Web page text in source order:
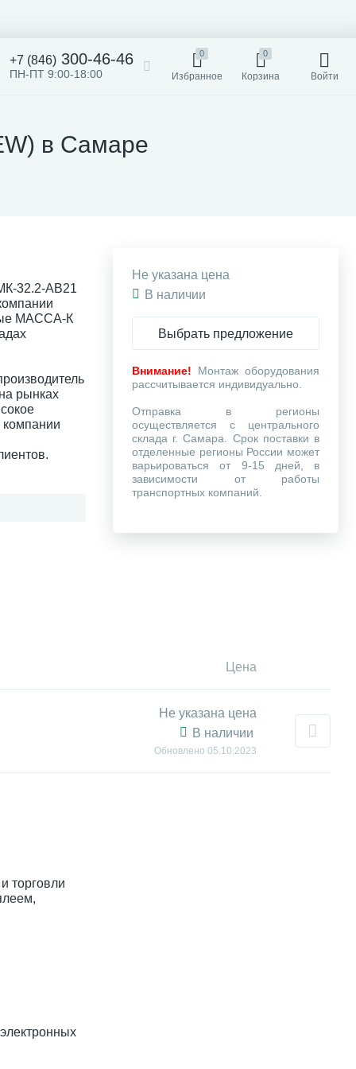
+7 (846) 300-46-46
ПН-ПТ 9:00-18:00
0
Избранное
0
Корзина Войти
в Самаре
32.2-АВ21
МАССА-К
рынках
компании
Цена
Не указана цена
В наличии
Обновлено 05.10.2023
торговли
Не указана цена
В наличии
Выбрать предложение
Внимание! Монтаж оборудования
рассчитывается индивидуально.
Отправка в регионы
осуществляется с центрального
склада г. Самара. Срок поставки в
отделенные регионы России может
варьироваться от 9-15 дней, в
зависимости от работы
транспортных компаний.